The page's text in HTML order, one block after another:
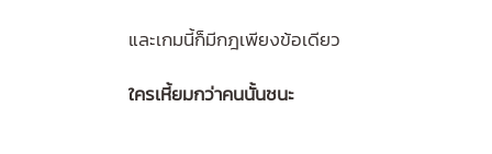
และเกมนี้ก็มีกฎเพียงข้อเดียว
ใครเหี้ยมกว่าคนนั้นชนะ